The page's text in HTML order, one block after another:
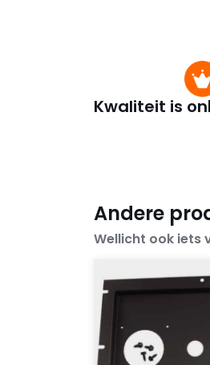
Kwaliteit is
Andere
Wellicht ook iets